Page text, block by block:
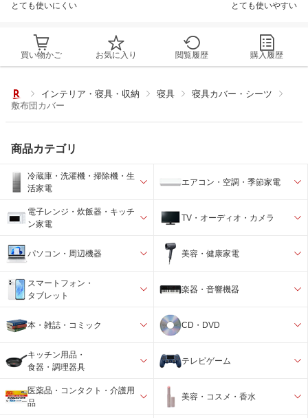
とても使いにくい とても使いやすい
買い物かご お気に入り 閲覧履歴 購入履歴
インテリア・寝具・収納 寝具
寝具カバー・シーツ
敷布団カバー
商品カテゴリ
冷蔵庫・洗濯機・掃除機・生
活家電
エアコン・空調・季節家電
電子レンジ・炊飯器・キッチ
ン家電
TV・オーディオ・カメラ
パソコン・周辺機器 美容・健康家電
スマートフォン・
タブレット
楽器・音響機器
本・雑誌・コミック CD・DVD
キッチン用品・
食器・調理器具
テレビゲーム
医薬品・コンタクト・介護用
品
美容・コスメ・香水